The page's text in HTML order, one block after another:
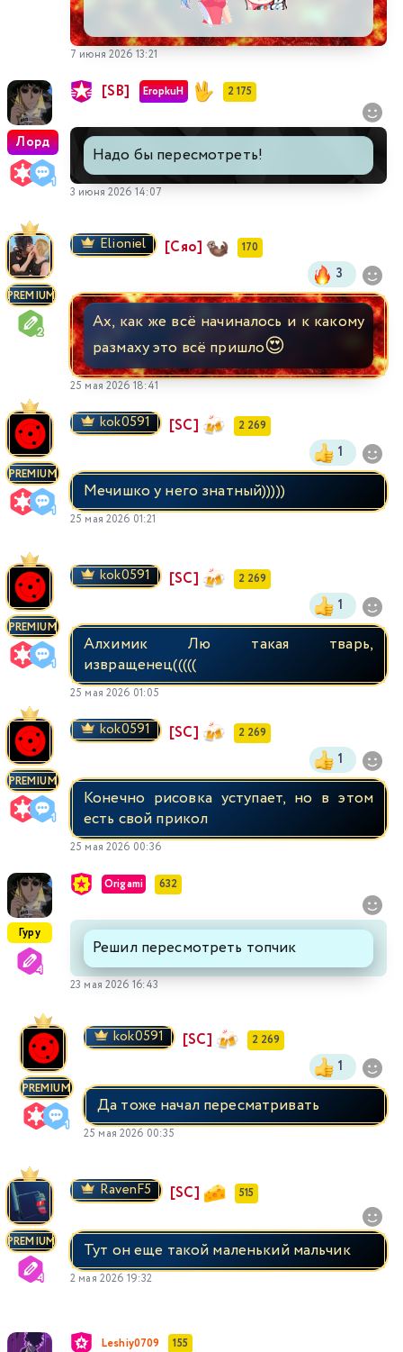
7 июня 2026 13:21
Лорд
[SB] EropkuH 2 175
Надо бы пересмотреть!
3 июня 2026 14:07
PREMIUM
Elioniel [Сяо] 170
3
Ах, как же всё начиналось и к какому
размаху это всё пришло😍
25 мая 2026 18:41
PREMIUM
kok0591 [SC] 2 269
1
Мечишко у него знатный)))))
25 мая 2026 01:21
PREMIUM
kok0591 [SC] 2 269
1
Алхимик Лю такая тварь,
извращенец(((((
25 мая 2026 01:05
PREMIUM
kok0591 [SC] 2 269
1
Конечно рисовка уступает, но в этом
есть свой прикол
25 мая 2026 00:36
Гуру
Origami 632
Решил пересмотреть топчик
23 мая 2026 16:43
PREMIUM
kok0591 [SC] 2 269
1
Да тоже начал пересматривать
25 мая 2026 00:35
PREMIUM
RavenF5 [SC] 515
Тут он еще такой маленький мальчик
2 мая 2026 19:32
Leshiy0709 155